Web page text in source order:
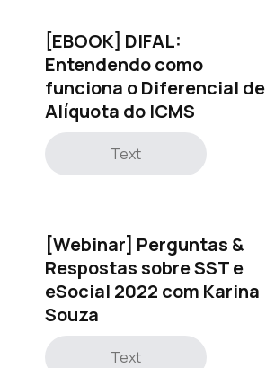
[EBOOK] DIFAL:
Entendendo como
funciona o Diferencial de
Alíquota do ICMS
Text
[Webinar] Perguntas &
Respostas sobre SST e
eSocial 2022 com Karina
Souza
Text